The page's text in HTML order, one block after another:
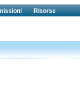
Risorse